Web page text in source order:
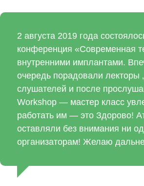
2 августа 2019 года
конференция «Современная
внутренними имплантами.
очередь порадовали лекторы
слушателей и после
Workshop — мастер класс
работать им — это Здорово!
оставляли без внимания ни
организаторам! Желаю